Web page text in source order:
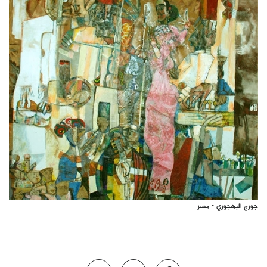
كتّابنا
الأرشيف
جورج البهجوري - مصر